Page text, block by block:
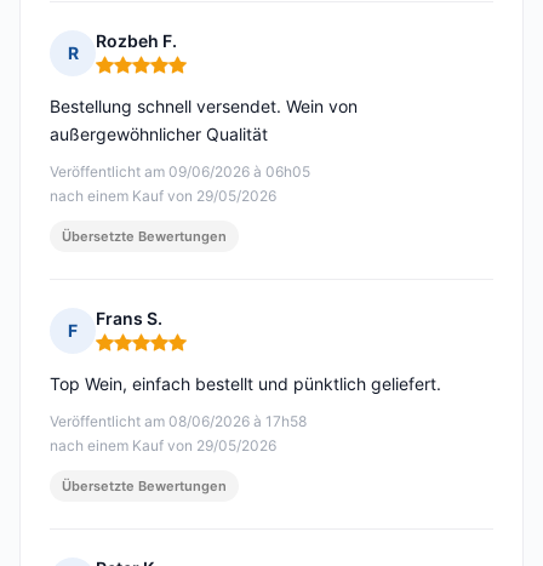
R
Rozbeh F.
Hinweis: 5 von 5
Veröffentlicht am 09/06/2026 à 06h05
nach einem Kauf von 29/05/2026
Bestellung schnell versendet. Wein von
außergewöhnlicher Qualität
Übersetzte Bewertungen
F
Frans S.
Hinweis: 5 von 5
Veröffentlicht am 08/06/2026 à 17h58
nach einem Kauf von 29/05/2026
Top Wein, einfach bestellt und pünktlich geliefert.
Übersetzte Bewertungen